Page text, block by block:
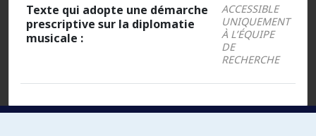
Texte qui adopte une démarche
prescriptive sur la diplomatie
musicale :
ACCESSIBLE
UNIQUEMENT
À L’ÉQUIPE
DE
RECHERCHE